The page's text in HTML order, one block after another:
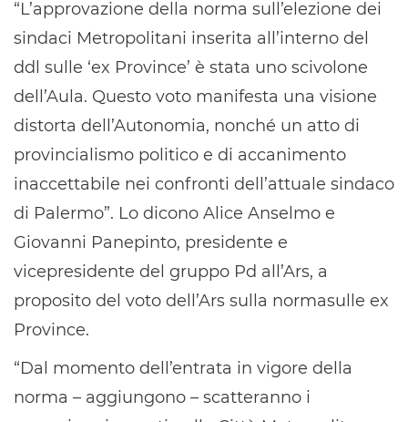
“L’approvazione della norma sull’elezione dei
sindaci Metropolitani inserita all’interno del
ddl sulle ‘ex Province’ è stata uno scivolone
dell’Aula. Questo voto manifesta una visione
distorta dell’Autonomia, nonché un atto di
provincialismo politico e di accanimento
inaccettabile nei confronti dell’attuale sindaco
di Palermo”. Lo dicono Alice Anselmo e
Giovanni Panepinto, presidente e
vicepresidente del gruppo Pd all’Ars, a
proposito del voto dell’Ars sulla normasulle ex
Province.
“Dal momento dell’entrata in vigore della
norma – aggiungono – scatteranno i